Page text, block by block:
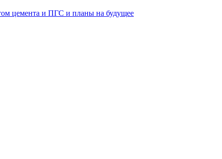
цемента и ПГС и планы на будущее